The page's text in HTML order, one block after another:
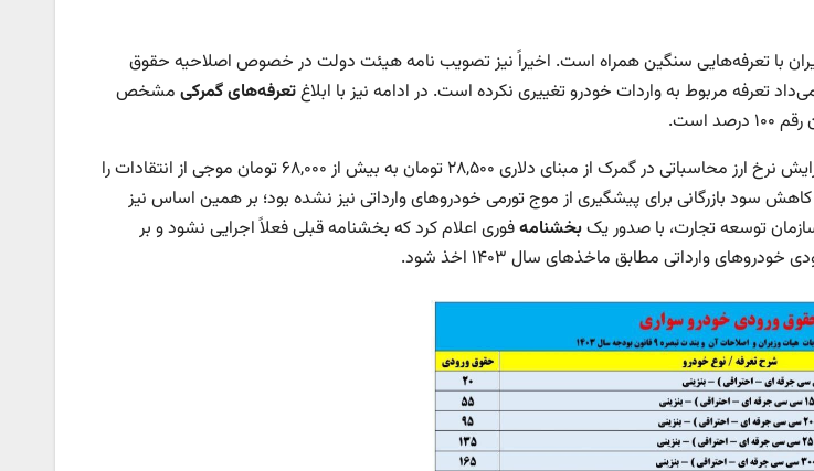
با تعرفه‌هایی سنگین همراه است. اخیراً نیز تصویب نامه هیئت دولت در خصوص اصلاحیه حقوق
تعرفه مربوط به واردات خودرو تغییری نکرده است. در ادامه نیز با ابلاغتعرفه‌های گمرکی مشخص
است.
ابلاغ این بخشنامه همزمان با افزایش نرخ ارز محاسباتی در گمرک از مبنای دلاری ۲۸,۵۰۰ تومان به بیش از ۶۸,۰۰۰ تومان موجی از انتقادات را
سود بازرگانی برای پیشگیری از موج تورمی خودروهای وارداتی نیز نشده بود؛ بر همین اساس نیز
توسعه تجارت، با صدور یکبخشنامهفوری اعلام کرد که بخشنامه قبلی فعلاً اجرایی نشود و بر
وارداتی مطابق ماخذهای سال ۱۴۰۳ اخذ شود.